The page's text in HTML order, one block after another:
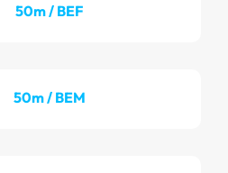
50m / BEF
50m / BEM